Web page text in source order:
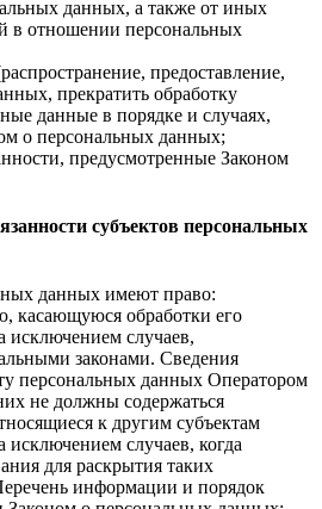
данных, а также от иных
в отношении персональных
предоставление,
прекратить обработку
данные в порядке и случаях,
о персональных данных;
предусмотренные Законом
субъектов персональных
данных имеют право:
касающуюся обработки его
исключением случаев,
законами. Сведения
персональных данных Оператором
не должны содержаться
к другим субъектам
случаев, когда
для раскрытия таких
информации и порядок